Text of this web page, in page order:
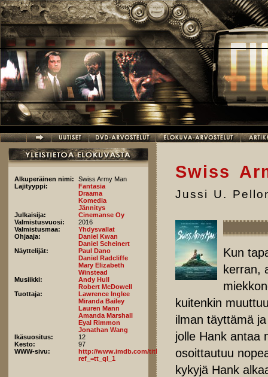
Hyppää pääsisältöön
Alkuperäinen nimi:
Swiss Army Man
Lajityyppi:
Fantasia
Draama
Komedia
Jännitys
Julkaisija:
Cinemanse Oy
Valmistusvuosi:
2016
Valmistusmaa:
Yhdysvallat
Ohjaaja:
Daniel Kwan
Daniel Scheinert
Näyttelijät:
Paul Dano
Daniel Radcliffe
Mary Elizabeth
Winstead
Musiikki:
Andy Hull
Robert McDowell
Tuottaja:
Lawrence Inglee
Miranda Bailey
Lauren Mann
Amanda Marshall
Eyal Rimmon
Jonathan Wang
Ikäsuositus:
12
Kesto:
97
WWW-sivu:
http://www.imdb.com/title/tt4034354/fullcredits?
ref_=tt_ql_1
Swiss
Jussi U.
Kun
kerran,
kuitenkin
ilman täyttämä
jolle Hank antaa
osoittautuu
kykyjä Hank